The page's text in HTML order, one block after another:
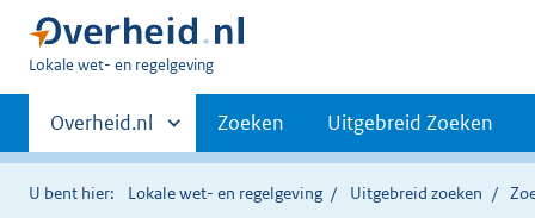
U
hier:
Lokale wet- en regelgeving
Primaire
navigatie
Andere
sites
binnen
Overheid.nl Zoeken Uitgebreid Zoeken
U bent hier: Lokale wet- en regelgeving Uitgebreid zoeken